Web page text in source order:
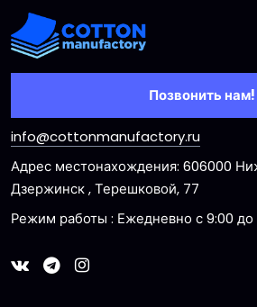
Позвонить нам!
info@cottonmanufactory.ru
Адрес местонахождения: 606000
Дзержинск , Терешковой, 77
Режим работы : Ежедневно с 9:00 до